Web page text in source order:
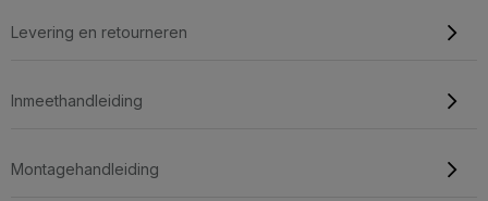
Levering en retourneren
Inmeethandleiding
Montagehandleiding